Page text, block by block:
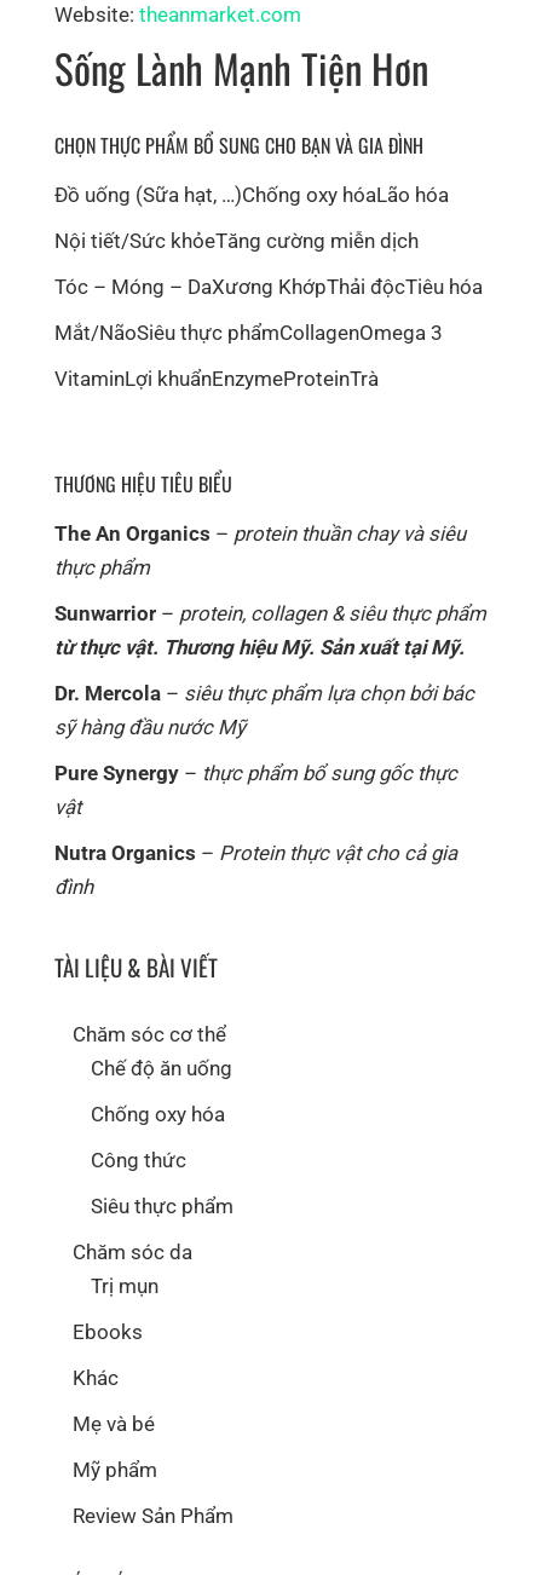
Website: theanmarket.com
Sống Lành Mạnh Tiện Hơn
CHỌN THỰC PHẨM BỔ SUNG CHO BẠN VÀ GIA ĐÌNH
Đồ uống (Sữa hạt, …)Chống oxy hóaLão hóa
Nội tiết/Sức khỏeTăng cường miễn dịch
Tóc – Móng – DaXương KhớpThải độcTiêu hóa
Mắt/NãoSiêu thực phẩmCollagenOmega 3
VitaminLợi khuẩnEnzymeProteinTrà
THƯƠNG HIỆU TIÊU BIỂU
The An Organics – protein thuần chay và siêu
thực phẩm
Sunwarrior – protein, collagen & siêu thực phẩm
từ thực vật. Thương hiệu Mỹ. Sản xuất tại Mỹ.
Dr. Mercola – siêu thực phẩm lựa chọn bởi bác
sỹ hàng đầu nước Mỹ
Pure Synergy – thực phẩm bổ sung gốc thực
vật
Nutra Organics – Protein thực vật cho cả gia
đình
TÀI LIỆU & BÀI VIẾT
Chăm sóc cơ thể
Chế độ ăn uống
Chống oxy hóa
Công thức
Siêu thực phẩm
Chăm sóc da
Trị mụn
Ebooks
Khác
Mẹ và bé
Mỹ phẩm
Review Sản Phẩm